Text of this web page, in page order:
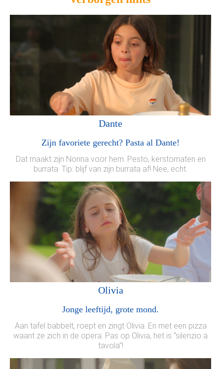
Dante
Zijn favoriete gerecht? Pasta al Dante!
Dat maakt zijn Nonna voor hem. Pesto, kerstomaten en
burrata. Tip: blijf van zijn burrata af! Nee, echt.
Olivia
Jonge leeftijd, grote mond.
Aan tafel babbelt, roept en zingt Olivia. En met een pizza
waant ze zich in de opera. Pas op Olivia, het is “silenzio a
tavola”!